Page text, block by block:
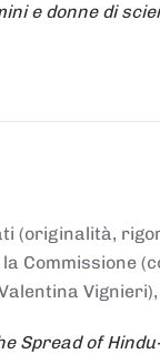
e donne di
(originalità,
Commissione
Spread of